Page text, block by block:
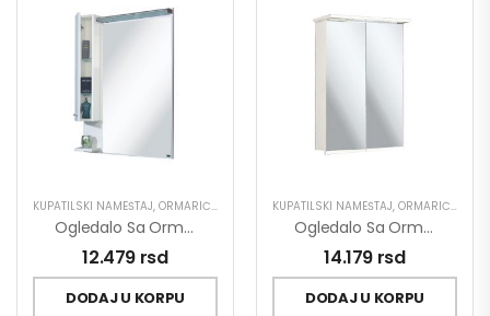
KUPATILSKI NAMEŠTAJ, ORMARIĆ SA OGLEDALOM
Ogledalo Sa Ormarićem Pino Art Klasik 0102 74.2cm
12.479 rsd
DODAJ U KORPU
KUPATILSKI NAMEŠTAJ, ORMARIĆ SA OGLEDALOM
Ogledalo Sa Ormarićem Pino Art Mond 0036 64cm
14.179 rsd
DODAJ U KORPU